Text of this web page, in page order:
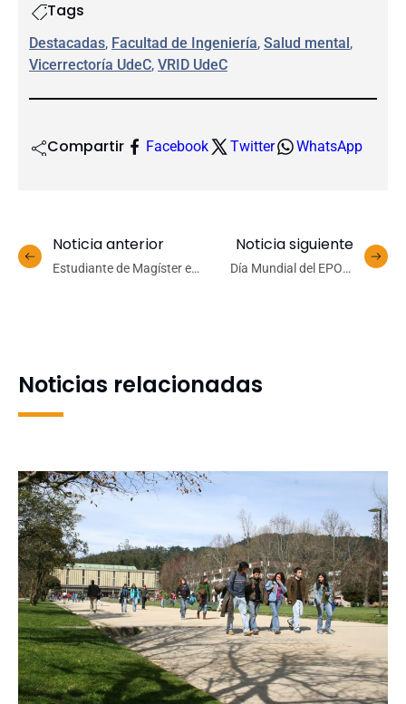
Tags
Destacadas, Facultad de Ingeniería, Salud mental
Vicerrectoría UdeC, VRID UdeC
Compartir Facebook Twitter WhatsApp
Noticia anterior
Estudiante de Magíster en
Noticia siguiente
Día Mundial del EPOC:
Noticias relacionadas